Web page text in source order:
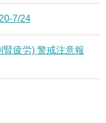
7/24
疲労) 警戒注意報